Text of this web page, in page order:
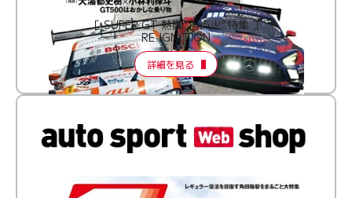
［ SUPER GT 熱闘“再点火”特集 ］
RE:IGNITION
詳細を見る